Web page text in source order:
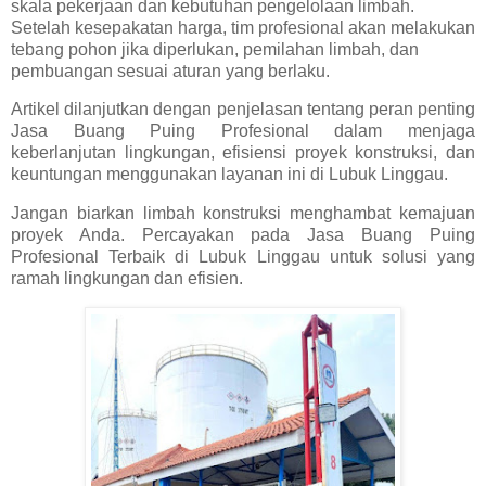
skala pekerjaan dan kebutuhan pengelolaan limbah.
Setelah kesepakatan harga, tim profesional akan melakukan
tebang pohon jika diperlukan, pemilahan limbah, dan
pembuangan sesuai aturan yang berlaku.
Artikel dilanjutkan dengan penjelasan tentang peran penting
Jasa Buang Puing Profesional dalam menjaga
keberlanjutan lingkungan, efisiensi proyek konstruksi, dan
keuntungan menggunakan layanan ini di Lubuk Linggau.
Jangan biarkan limbah konstruksi menghambat kemajuan
proyek Anda. Percayakan pada Jasa Buang Puing
Profesional Terbaik di Lubuk Linggau untuk solusi yang
ramah lingkungan dan efisien.